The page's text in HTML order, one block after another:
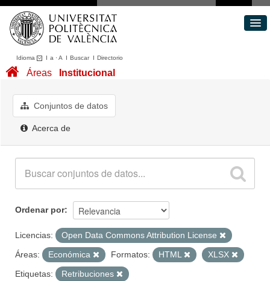
Idioma I a ·A I BuscarI Directorio
Conjuntos de datos
Acerca de
Áreas Institucional
Conjuntos de datos
Acerca de
Ordenar por
Licencias:
Open Data Commons Attribution License
Áreas:
Económica Formatos: HTML
XLSX
Etiquetas:
Retribuciones